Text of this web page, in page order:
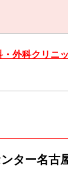
外科クリニッ
ター名古